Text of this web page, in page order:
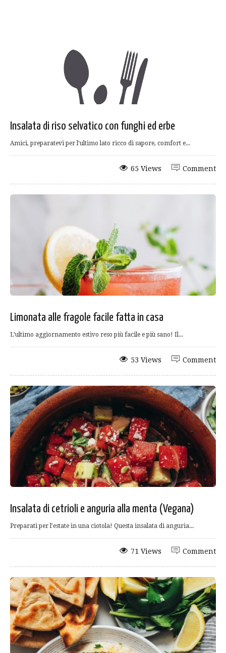
Insalata di riso selvatico con funghi ed erbe
Amici, preparatevi per l’ultimo lato ricco di sapore, comfort e...
Comment
65 Views
Limonata alle fragole facile fatta in casa
L’ultimo aggiornamento estivo reso più facile e più sano! Il...
Comment
53 Views
Insalata di cetrioli e anguria alla menta (Vegana)
Preparati per l’estate in una ciotola! Questa insalata di anguria...
Comment
71 Views